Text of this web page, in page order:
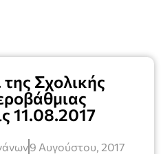
Σχολικής
11.08.2017
9 Αυγούστου, 2017